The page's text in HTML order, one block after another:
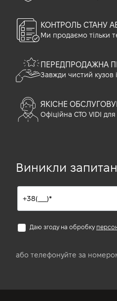
КОНТРОЛЬ СТАНУ
Ми продаємо тільки
ПЕРЕДПРОДАЖНА
Завжди чистий кузов
ЯКІСНЕ
Офіційна СТО VIDI
Виникли
Даю згоду на обробку
або телефонуйте за